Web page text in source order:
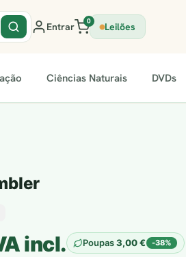
Entrar 0 Leilões
Ciências Naturais DVDs
incl. Poupas3,00€ -38%